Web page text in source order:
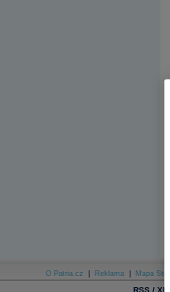
O Patria.cz Reklama Mapa
RSS / XML